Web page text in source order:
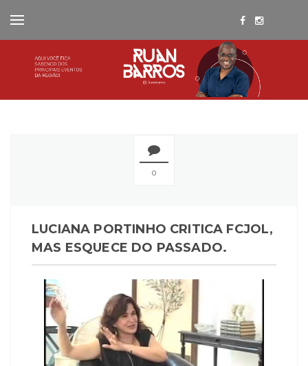
0
LUCIANA PORTINHO CRITICA FCJOL,
MAS ESQUECE DO PASSADO.